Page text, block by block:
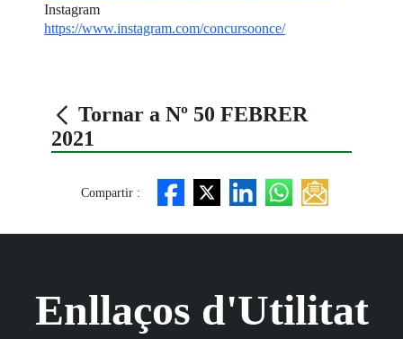
Instagram
https://www.instagram.com/concursoonce/
Tornar a Nº 50 FEBRER
2021
Compartir :
Enllaços d'Utilitat